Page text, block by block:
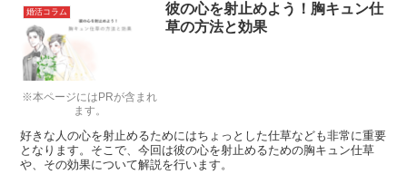
※本ページにはPRが含まれ
ます。
婚活コラム
彼の心を射止めよう！胸キュン仕
草の方法と効果
好きな人の心を射止めるためにはちょっとした仕草なども非常に重要
となります。そこで、今回は彼の心を射止めるための胸キュン仕草
や、その効果について解説を行います。